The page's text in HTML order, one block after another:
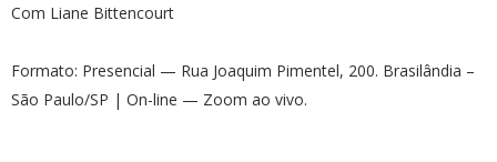
Com Liane Bittencourt
Formato: Presencial — Rua Joaquim Pimentel, 200. Brasilândia –
São Paulo/SP | On-line — Zoom ao vivo.